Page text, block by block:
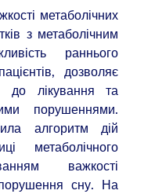
метаболічних
з метаболічним
раннього
дозволяє
до лікування та
порушеннями.
алгоритм дій
метаболічного
важкості
порушення сну. На